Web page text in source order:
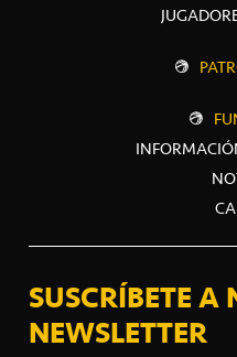
SUSCRÍBETE A
NEWSLETTER